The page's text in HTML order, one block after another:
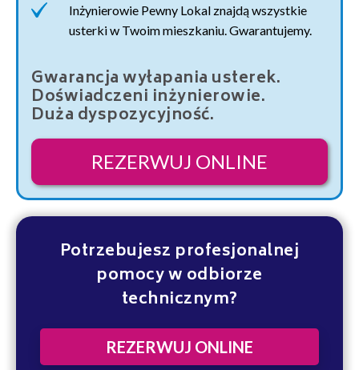
Inżynierowie Pewny Lokal znajdą wszystkie
usterki w Twoim mieszkaniu. Gwarantujemy.
Gwarancja wyłapania usterek.
Doświadczeni inżynierowie.
Duża dyspozycyjność.
REZERWUJ ONLINE
Potrzebujesz profesjonalnej
pomocy w odbiorze
technicznym?
REZERWUJ ONLINE